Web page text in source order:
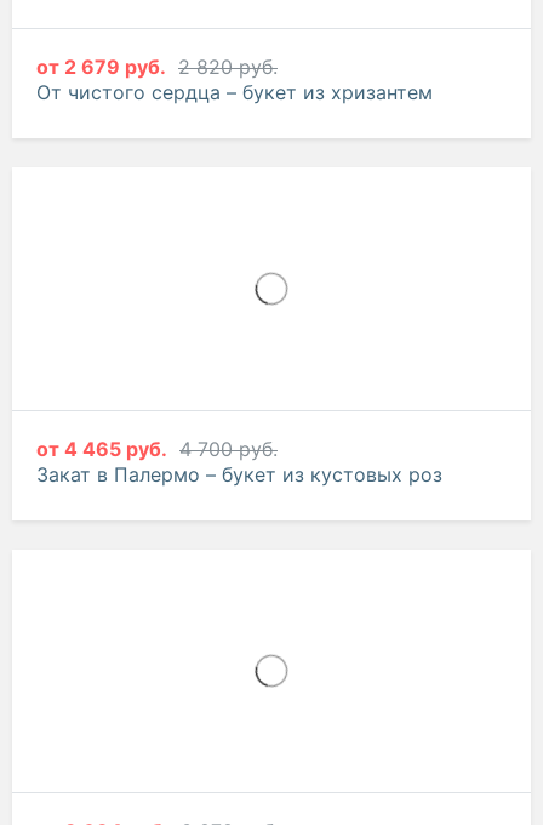
от 2 679 руб. 2 820 руб.
От чистого сердца – букет из хризантем
от 4 465 руб. 4 700 руб.
Закат в Палермо – букет из кустовых роз